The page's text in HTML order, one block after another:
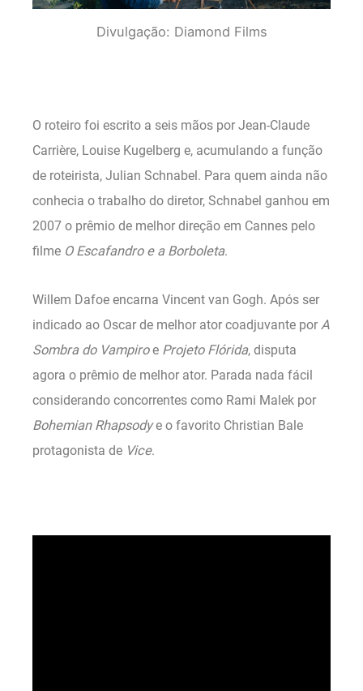
Divulgação: Diamond Films
O roteiro foi escrito a seis mãos por Jean-Claude
Carrière, Louise Kugelberg e, acumulando a função
de roteirista, Julian Schnabel. Para quem ainda não
conhecia o trabalho do diretor, Schnabel ganhou em
2007 o prêmio de melhor direção em Cannes pelo
filme O Escafandro e a Borboleta.
Willem Dafoe encarna Vincent van Gogh. Após ser
indicado ao Oscar de melhor ator coadjuvante por A
Sombra do Vampiroe Projeto Flórida, disputa
agora o prêmio de melhor ator. Parada nada fácil
considerando concorrentes como Rami Malek por
Bohemian Rhapsodye o favorito Christian Bale
protagonista de Vice.